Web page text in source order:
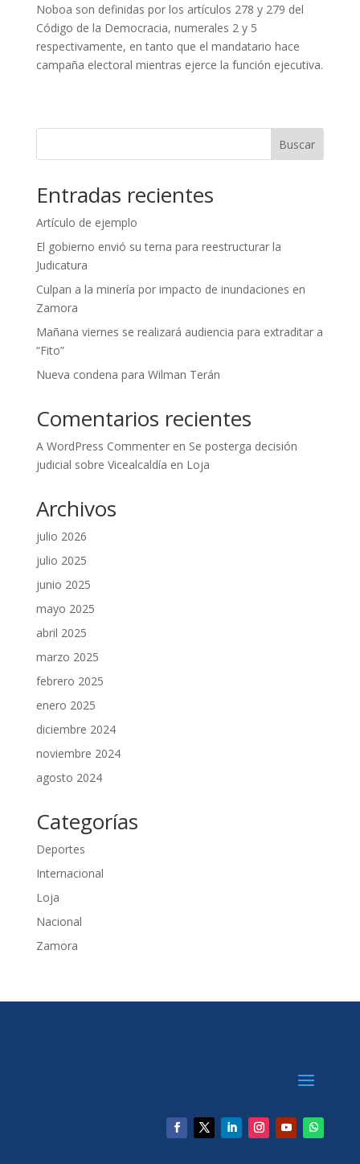
Noboa son definidas por los artículos 278 y 279 del
Código de la Democracia, numerales 2 y 5
respectivamente, en tanto que el mandatario hace
campaña electoral mientras ejerce la función ejecutiva.
Buscar
Entradas recientes
Artículo de ejemplo
El gobierno envió su terna para reestructurar la
Judicatura
Culpan a la minería por impacto de inundaciones en
Zamora
Mañana viernes se realizará audiencia para extraditar a
“Fito”
Nueva condena para Wilman Terán
Comentarios recientes
A WordPress Commenteren Se posterga decisión
judicial sobre Vicealcaldía en Loja
Archivos
julio 2026
julio 2025
junio 2025
mayo 2025
abril 2025
marzo 2025
febrero 2025
enero 2025
diciembre 2024
noviembre 2024
agosto 2024
Categorías
Deportes
Internacional
Loja
Nacional
Zamora